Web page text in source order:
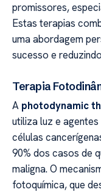
promissores,
Estas terapias
uma abordagem
sucesso e
Terapia
A photodynamic
utiliza luz e
células
90% dos casos de
maligna. O
fotoquímica, que